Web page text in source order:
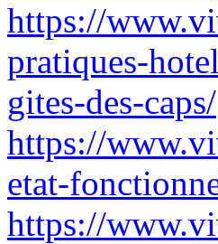
https://
pratiques-
gites-des-caps/
https://
etat-
https://